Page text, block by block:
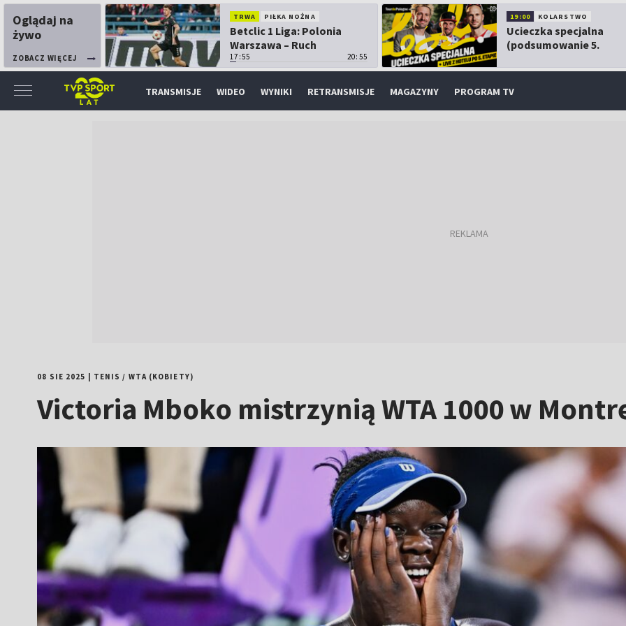
Oglądaj na
żywo
ZOBACZ WIĘCEJ
TRWA PIŁKA NOŻNA
Betclic 1 Liga: Polonia
Warszawa – Ruch
Chorzów
17:55 20:55
19:00 KOLARSTWO
Ucieczka specjalna
(podsumowanie 5.
TRANSMISJE WIDEO WYNIKI RETRANSMISJE MAGAZYNY PROGRAM TV
08 SIE 2025 TENIS / WTA (KOBIETY)
Victoria Mboko mistrzynią WTA 1000 w